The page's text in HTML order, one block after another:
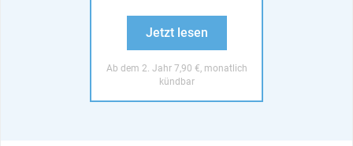
Jetzt lesen
Ab dem 2. Jahr 7,90 €, monatlich
kündbar